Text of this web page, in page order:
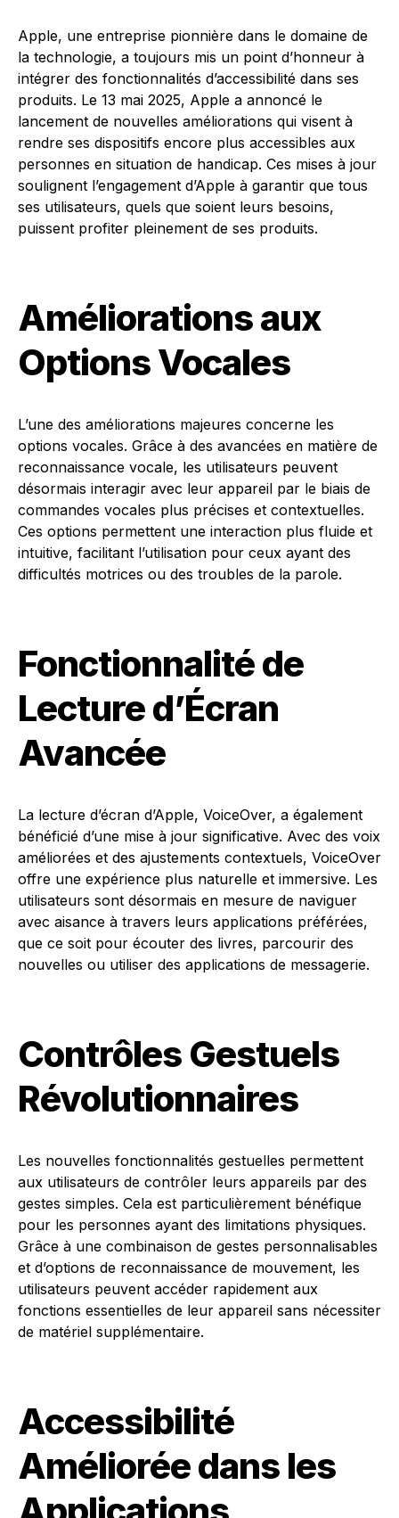
Apple, une entreprise pionnière dans le domaine de
la technologie, a toujours mis un point d’honneur à
intégrer des fonctionnalités d’accessibilité dans ses
produits. Le 13 mai 2025, Apple a annoncé le
lancement de nouvelles améliorations qui visent à
rendre ses dispositifs encore plus accessibles aux
personnes en situation de handicap. Ces mises à jour
soulignent l’engagement d’Apple à garantir que tous
ses utilisateurs, quels que soient leurs besoins,
puissent profiter pleinement de ses produits.
Améliorations aux
Options Vocales
L’une des améliorations majeures concerne les
options vocales. Grâce à des avancées en matière de
reconnaissance vocale, les utilisateurs peuvent
désormais interagir avec leur appareil par le biais de
commandes vocales plus précises et contextuelles.
Ces options permettent une interaction plus fluide et
intuitive, facilitant l’utilisation pour ceux ayant des
difficultés motrices ou des troubles de la parole.
Fonctionnalité de
Lecture d’Écran
Avancée
La lecture d’écran d’Apple, VoiceOver, a également
bénéficié d’une mise à jour significative. Avec des voix
améliorées et des ajustements contextuels, VoiceOver
offre une expérience plus naturelle et immersive. Les
utilisateurs sont désormais en mesure de naviguer
avec aisance à travers leurs applications préférées,
que ce soit pour écouter des livres, parcourir des
nouvelles ou utiliser des applications de messagerie.
Contrôles Gestuels
Révolutionnaires
Les nouvelles fonctionnalités gestuelles permettent
aux utilisateurs de contrôler leurs appareils par des
gestes simples. Cela est particulièrement bénéfique
pour les personnes ayant des limitations physiques.
Grâce à une combinaison de gestes personnalisables
et d’options de reconnaissance de mouvement, les
utilisateurs peuvent accéder rapidement aux
fonctions essentielles de leur appareil sans nécessiter
de matériel supplémentaire.
Accessibilité
Améliorée dans les